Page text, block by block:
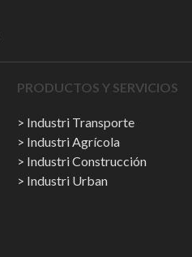
PRODUCTOS Y SERVICIOS
Industri Transporte
Industri Agrícola
Industri Construcción
Industri Urban